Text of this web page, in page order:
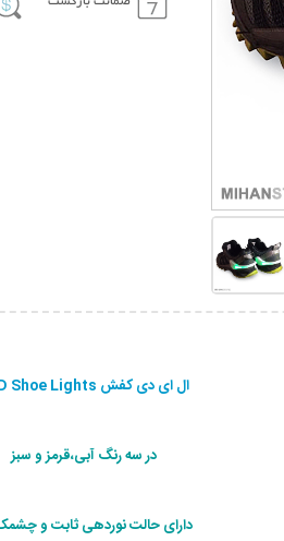
ال ای دی کفش LED Shoe Lights
در سه رنگ آبی،قرمز و سبز
دارای حالت نوردهی ثابت و